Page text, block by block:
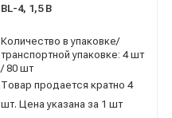
BL-4, 1,5 В
Количество в упаковке/
транспортной упаковке: 4 шт
/ 80 шт
Товар продается кратно 4
шт. Цена указана за 1 шт